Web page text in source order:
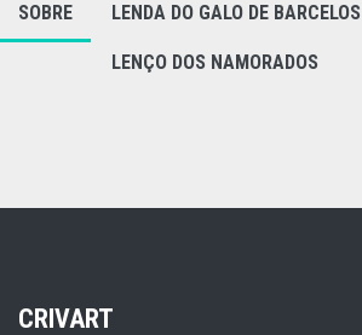
SOBRE LENDA DO GALO DE BARCELOS
LENÇO DOS NAMORADOS
CRIVART